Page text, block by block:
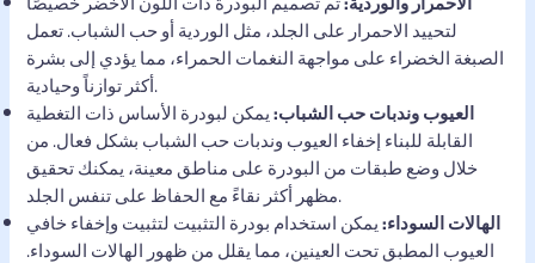
لتحييد الاحمرار على الجلد، مثل الوردية أو حب الشباب. تعمل
الصبغة الخضراء على مواجهة النغمات الحمراء، مما يؤدي إلى بشرة
أكثر توازناً وحيادية.
العيوب وندبات حب الشباب:يمكن لبودرة الأساس ذات التغطية
القابلة للبناء إخفاء العيوب وندبات حب الشباب بشكل فعال. من
خلال وضع طبقات من البودرة على مناطق معينة، يمكنك تحقيق
مظهر أكثر نقاءً مع الحفاظ على تنفس الجلد.
الهالات السوداء:يمكن استخدام بودرة التثبيت لتثبيت وإخفاء خافي
العيوب المطبق تحت العينين، مما يقلل من ظهور الهالات السوداء.